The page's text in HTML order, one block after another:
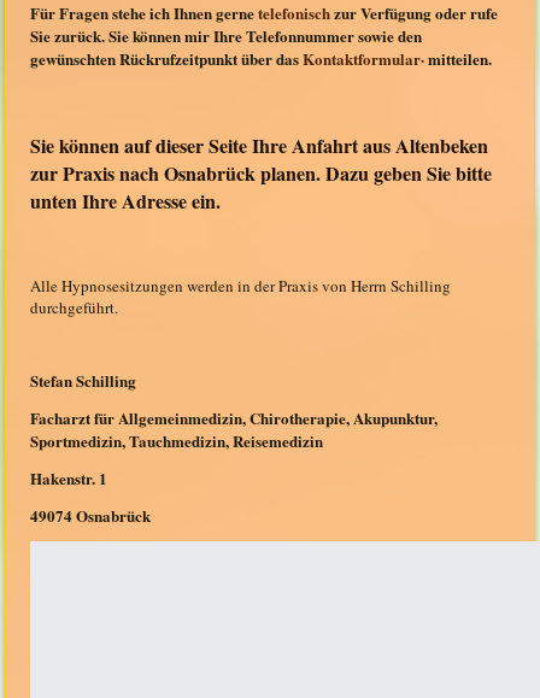
Für Fragen stehe ich Ihnen gernetelefonischzur Verfügung oder rufe
Sie zurück. Sie können mir Ihre Telefonnummer sowie den
gewünschten Rückrufzeitpunkt über dasKontaktformular·mitteilen.
Sie können auf dieser Seite Ihre Anfahrt ausAltenbeken
zur Praxis nach Osnabrück planen. Dazu geben Sie bitte
unten Ihre Adresse ein.
Alle Hypnosesitzungen werden in der Praxis von Herrn Schilling
durchgeführt.
Stefan Schilling
Facharzt für Allgemeinmedizin, Chirotherapie, Akupunktur,
Sportmedizin, Tauchmedizin, Reisemedizin
Hakenstr. 1
49074 Osnabrück